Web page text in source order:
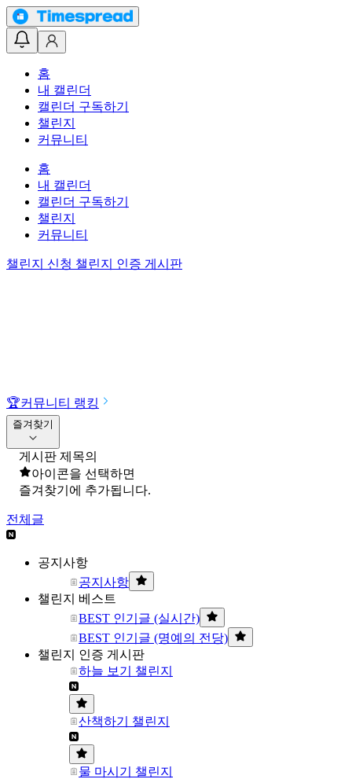
홈
내 캘린더
캘린더 구독하기
챌린지
커뮤니티
홈
내 캘린더
캘린더 구독하기
챌린지
커뮤니티
챌린지 신청 챌린지 인증 게시판
🏆커뮤니티 랭킹
즐겨찾기
게시판 제목의
아이콘을 선택하면
즐겨찾기에 추가됩니다.
전체글
공지사항
공지사항
챌린지 베스트
BEST 인기글 (실시간)
BEST 인기글 (명예의 전당)
챌린지 인증 게시판
하늘 보기 챌린지
산책하기 챌린지
물 마시기 챌린지